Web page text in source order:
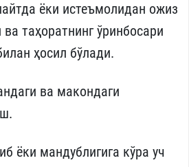
ёки истеъмолидан ожиз
ва таҳоратнинг ўринбосари
ҳосил бўлади.
ва макондаги
ёки мандублигига кўра уч